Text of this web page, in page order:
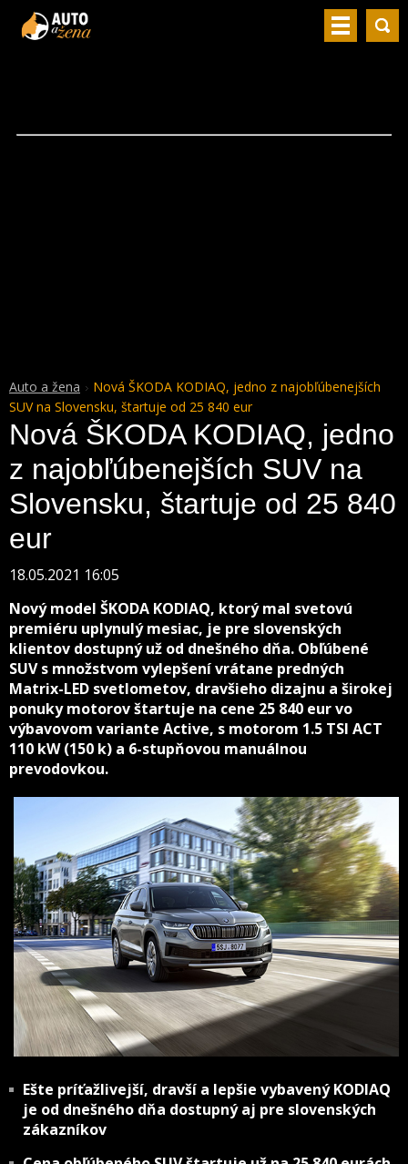
Auto a žena
Nová ŠKODA KODIAQ, jedno z najobľúbenejších
SUV na Slovensku, štartuje od 25 840 eur
Nová ŠKODA KODIAQ, jedno
z najobľúbenejších SUV na
Slovensku, štartuje od 25 840
eur
18.05.2021 16:05
Nový model ŠKODA KODIAQ, ktorý mal svetovú
premiéru uplynulý mesiac, je pre slovenských
klientov dostupný už od dnešného dňa. Obľúbené
SUV s množstvom vylepšení vrátane predných
Matrix-LED svetlometov, dravšieho dizajnu a širokej
ponuky motorov štartuje na cene 25 840 eur vo
výbavovom variante Active, s motorom 1.5 TSI ACT
110 kW (150 k) a 6-stupňovou manuálnou
prevodovkou.
Ešte príťažlivejší, dravší a lepšie vybavený KODIAQ
je od dnešného dňa dostupný aj pre slovenských
zákazníkov